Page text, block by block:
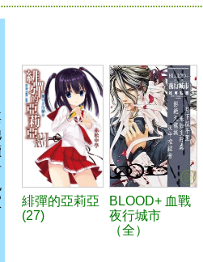
緋彈的亞莉亞
(27)
BLOOD+ 血戰
夜行城市
（全）